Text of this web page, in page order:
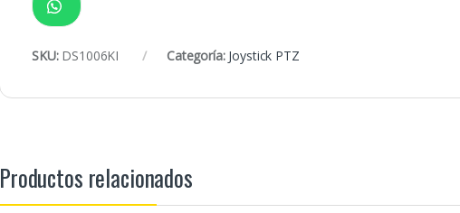
SKU: DS1006KI Categoría: Joystick PTZ
Productos relacionados